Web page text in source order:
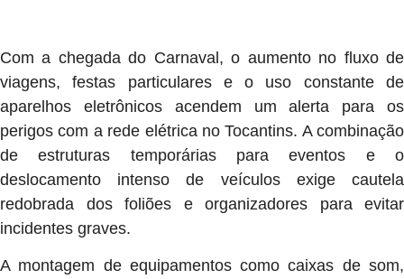
Com a chegada do Carnaval, o aumento no fluxo de
viagens, festas particulares e o uso constante de
aparelhos eletrônicos acendem um alerta para os
perigos com a rede elétrica no Tocantins. A combinação
de estruturas temporárias para eventos e o
deslocamento intenso de veículos exige cautela
redobrada dos foliões e organizadores para evitar
incidentes graves.
A montagem de equipamentos como caixas de som,